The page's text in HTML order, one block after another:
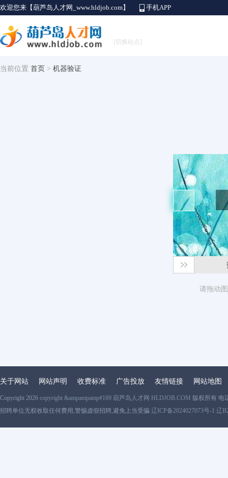
欢迎您来【葫芦岛人才网_www.hldjob.com】 手机APP
[切换站点]
当前位置 首页 > 机器验证
请拖动
关于网站 网站声明 收费标准 广告投放 友情链接 网站地图
Copyright 2026 copyright &ampampamp#169 葫芦岛人才网 HLDJOB.COM 版权所有 电
招聘单位无权收取任何费用,警惕虚假招聘,避免上当受骗 辽ICP备2024027073号-1 辽